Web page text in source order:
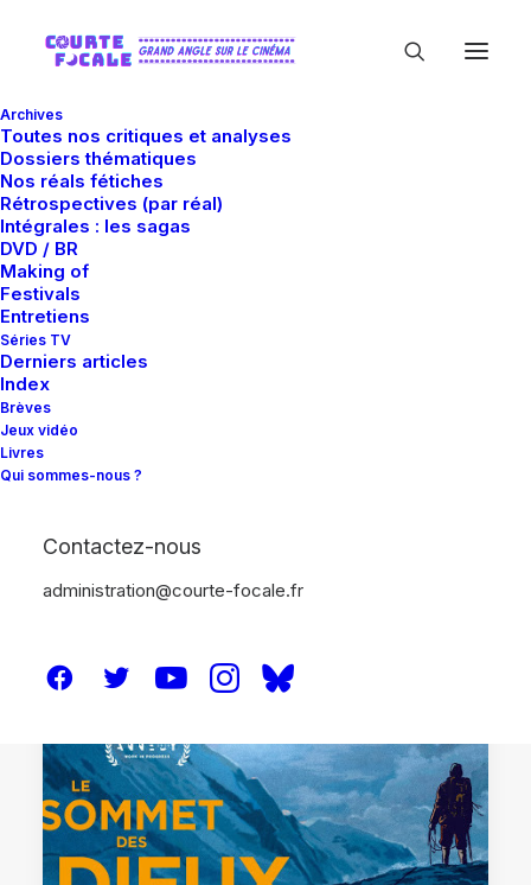
Archives
Toutes nos critiques et analyses
Dossiers thématiques
Nos réals fétiches
Rétrospectives (par réal)
Intégrales : les sagas
DVD / BR
Making of
Festivals
Entretiens
Séries TV
Derniers articles
Index
Brèves
Jeux vidéo
Livres
Qui sommes-nous ?
Contactez-nous
administration@courte-focale.fr